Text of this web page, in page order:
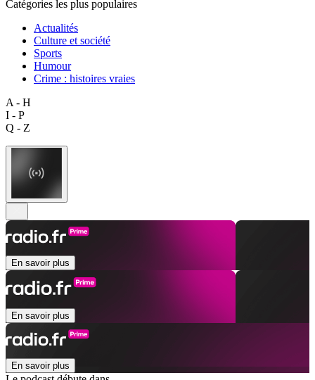
Catégories les plus populaires
Actualités
Culture et société
Sports
Humour
Crime : histoires vraies
A - H
I - P
Q - Z
En savoir plus
En savoir plus
En savoir plus